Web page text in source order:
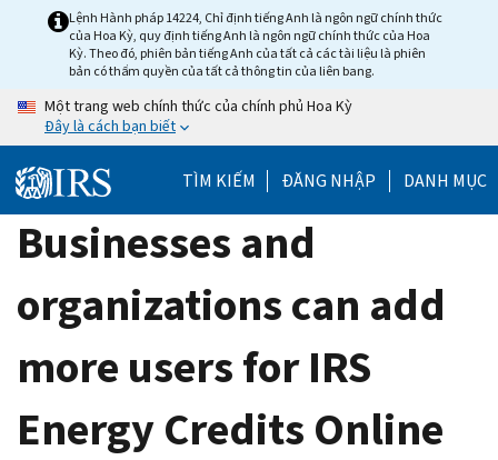
Lệnh Hành pháp 14224, Chỉ định tiếng Anh là ngôn ngữ chính thức
của Hoa Kỳ, quy định tiếng Anh là ngôn ngữ chính thức của Hoa
Kỳ. Theo đó, phiên bản tiếng Anh của tất cả các tài liệu là phiên
bản có thẩm quyền của tất cả thông tin của liên bang.
Một trang web chính thức của chính phủ Hoa Kỳ
Đây là cách bạn biết
TÌM KIẾM ĐĂNG NHẬP DANH MỤC
Businesses and
organizations can add
more users for IRS
Energy Credits Online